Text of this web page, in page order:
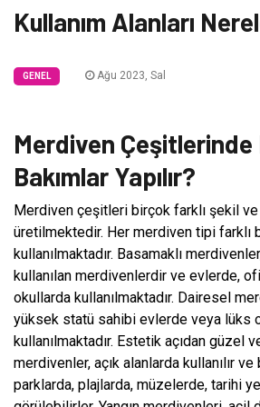
Kullanım Alanları
GENEL Ağu 2023, Sal
Merdiven Çeşitlerinde
Bakımlar Yapılır?
Merdiven çeşitleri birçok farklı şekil
üretilmektedir. Her merdiven tipi farklı
kullanılmaktadır. Basamaklı
kullanılan merdivenlerdir ve evlerde,
okullarda kullanılmaktadır. Dairesel
yüksek statü sahibi evlerde veya lüks
kullanılmaktadır. Estetik açıdan güzel
merdivenler, açık alanlarda kullanılır
parklarda, plajlarda, müzelerde, tarihi